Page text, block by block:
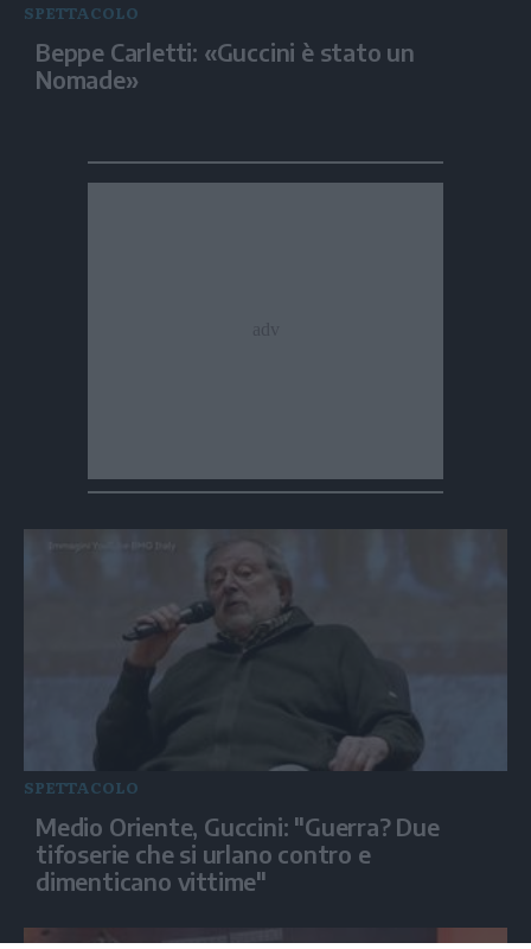
SPETTACOLO
Beppe Carletti: «Guccini è stato un
Nomade»
SPETTACOLO
Medio Oriente, Guccini: "Guerra? Due
tifoserie che si urlano contro e
dimenticano vittime"